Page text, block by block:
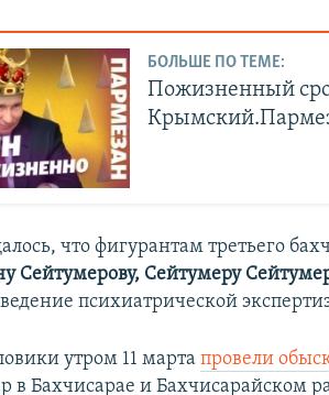
БОЛЬШЕ ПО ТЕМЕ:
Пожизненный
что фигурантам третьего
Сейтумерову, Сейтумеру
психиатрической
утром 11 мартапровели
в Бахчисарае и Бахчисарайском